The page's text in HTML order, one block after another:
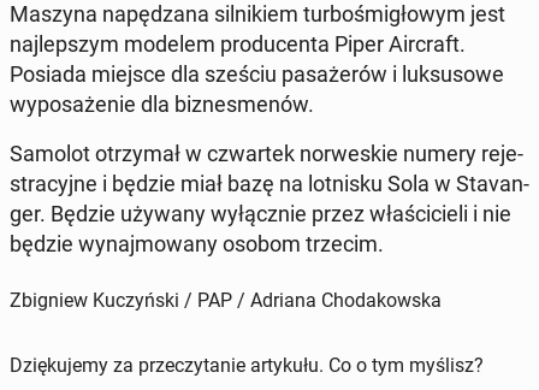
Maszyna na­pę­dza­na sil­ni­kiem tur­bo­śmi­gło­wym jest
naj­lep­szym modelem pro­du­cen­ta Piper Air­craft.
Posiada miejsce dla sześciu pa­sa­że­rów i luk­su­so­we
wy­po­sa­że­nie dla biz­nes­me­nów.
Samolot otrzy­mał w czwar­tek nor­we­skie numery re­je­
stra­cyj­ne i będzie miał bazę na lot­ni­sku Sola w Sta­van­
ger. Będzie używany wy­łącz­nie przez wła­ści­cie­li i nie
będzie wy­naj­mo­wa­ny osobom trzecim.
Zbigniew Kuczyński / PAP / Adriana Chodakowska
Dziękujemy za przeczytanie artykułu. Co o tym myślisz?